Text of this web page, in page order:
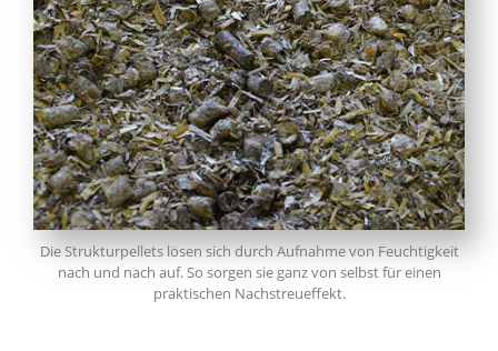
Die Strukturpellets lösen sich durch Aufnahme von Feuchtigkeit
nach und nach auf. So sorgen sie ganz von selbst für einen
praktischen Nachstreueffekt.